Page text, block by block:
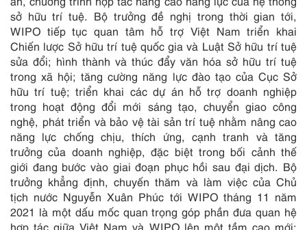
sở hữu trí tuệ. Bộ trưởng đề nghị trong thời gian tới,
WIPO tiếp tục quan tâm hỗ trợ Việt Nam triển khai
Chiến lược Sở hữu trí tuệ quốc gia và Luật Sở hữu trí tuệ
sửa đổi; hình thành và thúc đẩy văn hóa sở hữu trí tuệ
trong xã hội; tăng cường năng lực đào tạo của Cục Sở
hữu trí tuệ; triển khai các dự án hỗ trợ doanh nghiệp
trong hoạt động đổi mới sáng tạo, chuyển giao công
nghệ, phát triển và bảo vệ tài sản trí tuệ nhằm nâng cao
năng lực chống chịu, thích ứng, cạnh tranh và tăng
trưởng của doanh nghiệp, đặc biệt trong bối cảnh thế
giới đang bước vào giai đoạn phục hồi sau đại dịch. Bộ
trưởng khẳng định, chuyến thăm và làm việc của Chủ
tịch nước Nguyễn Xuân Phúc tới WIPO tháng 11 năm
2021 là một dấu mốc quan trọng góp phần đưa quan hệ
hợp tác giữa Việt Nam và WIPO lên một tầm cao mới;